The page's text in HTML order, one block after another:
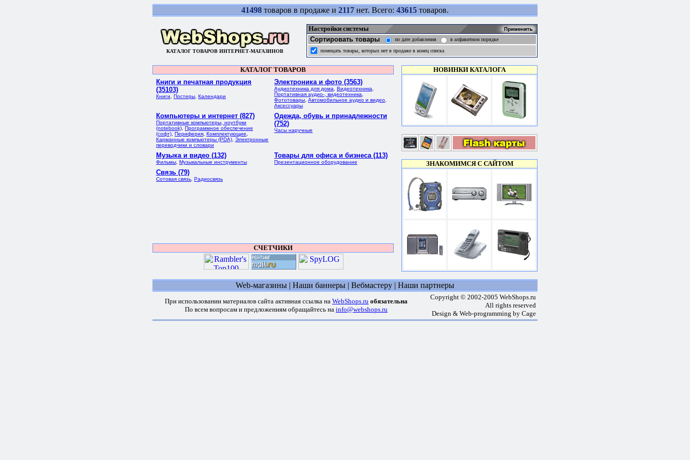
41498 товаров в продаже и 2117 нет. Всего: 43615 товаров.
КАТАЛОГ ТОВАРОВ ИНТЕРНЕТ-МАГАЗИНОВ
Настройки системы
Сортировать товары
по дате добавления
в алфавитном порядке
помещать товары, которых нет в продаже в конец списка
КАТАЛОГ ТОВАРОВ
Книги и печатная продукция
(35103)
Книги Постеры Календари
Электроника и фото (3563)
Аудиотехника для дома Видеотехника
Портативная аудио-, видеотехника
Фототовары Автомобильное аудио и видео
Аксессуары
Компьютеры и интернет (827)
Портативные компьютеры, ноутбуки
(notebook) Программное обеспечение
(софт) Периферия Комплектующие
Карманные компьютеры (PDA) Электронные
переводчики и словари
Одежда, обувь и принадлежности
(752)
Часы наручные
Музыка и видео (132)
Фильмы Музыкальные инструменты
Товары для офиса и бизнеса (113)
Презентационное оборудование
Связь (79)
Сотовая связь Радиосвязь
НОВИНКИ КАТАЛОГА
ЗНАКОМИМСЯ С САЙТОМ
СЧЕТЧИКИ
Web-магазины | Наши баннеры | Вебмастеру | Наши партнеры
При использовании материалов сайта активная ссылка на WebShops.ru обязательна
По всем вопросам и предложениям обращайтесь на info@webshops.ru
Copyright © 2002-2005 WebShops.ru
All rights reserved
Design & Web-programming by Cage